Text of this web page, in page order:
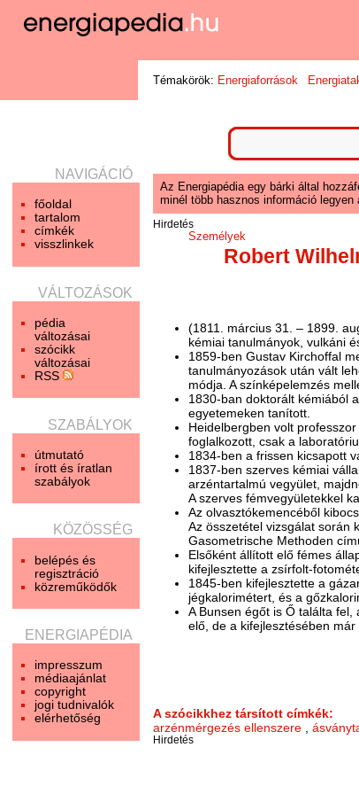
NAVIGÁCIÓ
főoldal
tartalom
címkék
visszlinkek
VÁLTOZÁSOK
pédia
változásai
szócikk
változásai
RSS
SZABÁLYOK
útmutató
írott és íratlan
szabályok
KÖZÖSSÉG
belépés és
regisztráció
közreműködők
ENERGIAPÉDIA
impresszum
médiaajánlat
copyright
jogi tudnivalók
elérhetőség
Témakörök: Energiaforrások
Az Energiapédia egy bárki által
minél több hasznos információ
Hirdetés
Személyek
Robert
(1811. március 31. – 1899.
kémiai tanulmányok, vulkáni
1859-ben Gustav Kirchoffal
tanulmányozások után vált
módja. A színképelemzés
1830-ban doktorált kémiából
egyetemeken tanított.
Heidelbergben volt
foglalkozott, csak a
1834-ben a frissen kicsapott
1837-ben szerves kémiai
arzéntartalmú vegyület,
A szerves fémvegyületekkel
Az olvasztókemencéből
Az összetétel vizsgálat során
Gasometrische Methoden
Elsőként állított elő fémes
kifejlesztette a zsírfolt-
1845-ben kifejlesztette a
jégkalorimétert, és a
A Bunsen égőt is Ő találta
elő, de a kifejlesztésében már
A szócikkhez társított címkék:
arzénmérgezés ellenszere ,
Hirdetés